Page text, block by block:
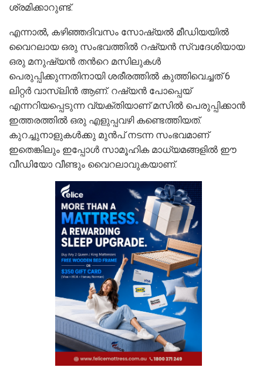
ശ്രമിക്കാറുണ്ട്.
എന്നാൽ, കഴിഞ്ഞദിവസം സോഷ്യൽ മീഡിയയിൽ
വൈറലായ ഒരു സംഭവത്തിൽ റഷ്യൻ സ്വദേശിയായ
ഒരു മനുഷ്യൻ തൻറെ മസിലുകൾ
പെരുപ്പിക്കുന്നതിനായി ശരീരത്തിൽ കുത്തിവെച്ചത് 6
ലിറ്റർ വാസ്‍ലിൻ ആണ്. റഷ്യൻ പോപ്പെയ്
എന്നറിയപ്പെടുന്ന വ്യക്തിയാണ് മസിൽ പെരുപ്പിക്കാൻ
ഇത്തരത്തിൽ ഒരു എളുപ്പവഴി കണ്ടെത്തിയത്.
കുറച്ചുനാളുകൾക്കു മുൻപ് നടന്ന സംഭവമാണ്
ഇതെങ്കിലും ഇപ്പോൾ സാമൂഹിക മാധ്യമങ്ങളിൽ ഈ
വീഡിയോ വീണ്ടും വൈറലാവുകയാണ്.